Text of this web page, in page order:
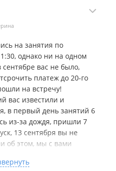
на занятия по
однако ни на одном
вас не было,
платеж до 20-го
на встречу!
вас известили и
в первый день занятий 6
из-за дождя, пришли 7
13 сентября вы не
об этом, мы с вами
на 28 сентября.